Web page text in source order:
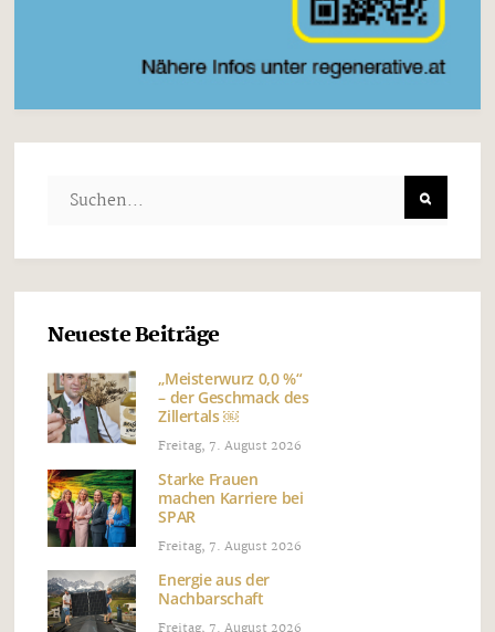
Neueste Beiträge
„Meisterwurz 0,0 %“
– der Geschmack des
Zillertals ￼
Freitag, 7. August 2026
Starke Frauen
machen Karriere bei
SPAR
Freitag, 7. August 2026
Energie aus der
Nachbarschaft